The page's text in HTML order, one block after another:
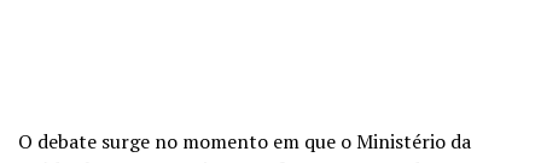
O debate surge no momento em que o Ministério da